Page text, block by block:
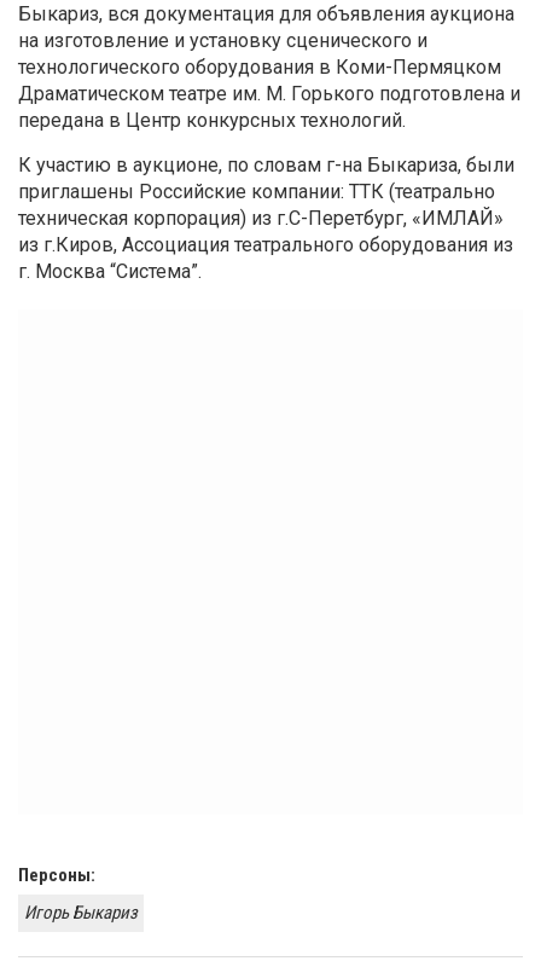
Быкариз, вся документация для объявления аукциона
на изготовление и установку сценического и
технологического оборудования в Коми-Пермяцком
Драматическом театре им. М. Горького подготовлена и
передана в Центр конкурсных технологий.
К участию в аукционе, по словам г-на Быкариза, были
приглашены Российские компании: ТТК (театрально
техническая корпорация) из г.С-Перетбург, «ИМЛАЙ»
из г.Киров, Ассоциация театрального оборудования из
г. Москва “Система”.
Персоны:
Игорь Быкариз